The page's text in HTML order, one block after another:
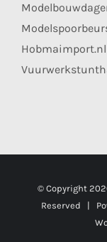
Hobmaimport.nl
© Copyright
Reserved |